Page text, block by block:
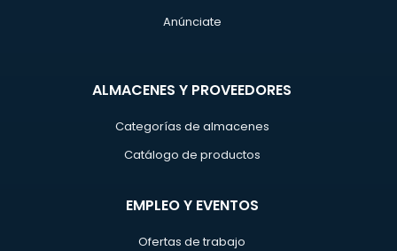
Anúnciate
ALMACENES Y PROVEEDORES
Categorías de almacenes
Catálogo de productos
EMPLEO Y EVENTOS
Ofertas de trabajo